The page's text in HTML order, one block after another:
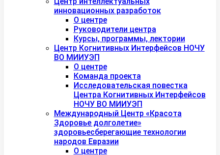
инновационных разработок
О центре
Руководители центра
Курсы, программы, лектории
Центр Когнитивных Интерфейсов НОЧУ
ВО МИИУЭП
О центре
Команда проекта
Исследовательская повестка
Центра Когнитивных Интерфейсов
НОЧУ ВО МИИУЭП
Международный Центр «Красота
Здоровье долголетие»
здоровьесберегающие технологии
народов Евразии
О центре